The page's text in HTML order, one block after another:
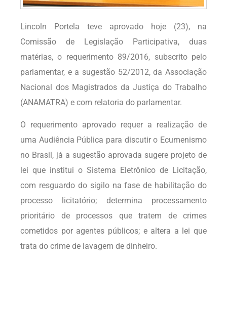
Lincoln Portela teve aprovado hoje (23), na
Comissão de Legislação Participativa, duas
matérias, o requerimento 89/2016, subscrito pelo
parlamentar, e a sugestão 52/2012, da Associação
Nacional dos Magistrados da Justiça do Trabalho
(ANAMATRA) e com relatoria do parlamentar.
O requerimento aprovado requer a realização de
uma Audiência Pública para discutir o Ecumenismo
no Brasil, já a sugestão aprovada sugere projeto de
lei que institui o Sistema Eletrônico de Licitação,
com resguardo do sigilo na fase de habilitação do
processo licitatório; determina processamento
prioritário de processos que tratem de crimes
cometidos por agentes públicos; e altera a lei que
trata do crime de lavagem de dinheiro.